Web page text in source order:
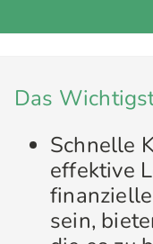
Das
Schnelle
effektive
sein,